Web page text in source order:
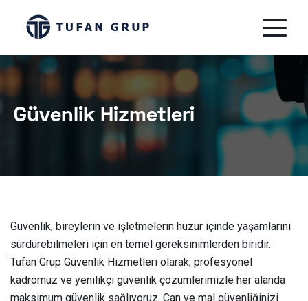
Güvenlik Hizmetleri
Güvenlik, bireylerin ve işletmelerin huzur içinde yaşamlarını
sürdürebilmeleri için en temel gereksinimlerden biridir.
Tufan Grup Güvenlik Hizmetleri olarak, profesyonel
kadromuz ve yenilikçi güvenlik çözümlerimizle her alanda
maksimum güvenlik sağlıyoruz. Can ve mal güvenliğinizi